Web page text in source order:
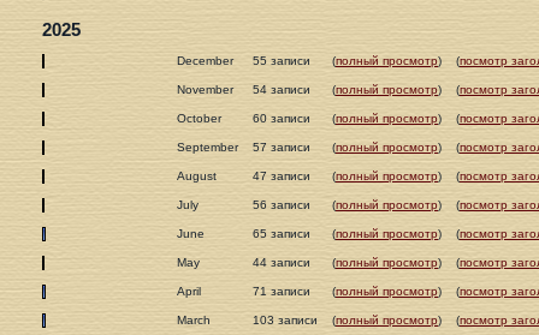
2025
December 55 записи (полный просмотр) (посмотр
November 54 записи (полный просмотр) (посмотр
October 60 записи (полный просмотр) (посмотр
September 57 записи (полный просмотр) (посмотр
August 47 записи (полный просмотр) (посмотр
July 56 записи (полный просмотр) (посмотр
June 65 записи (полный просмотр) (посмотр
May 44 записи (полный просмотр) (посмотр
April 71 записи (полный просмотр) (посмотр
March 103 записи (полный просмотр) (посмотр